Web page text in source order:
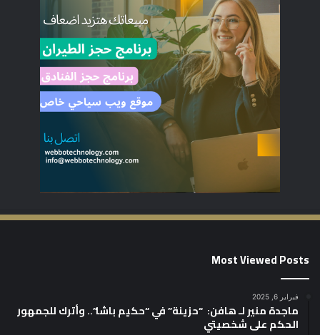
Most Viewed Posts
فبراير 6, 2025
ماجدة منير لـ هافن: “حزينة” في “حكيم باشا”.. وأترك للجمهور
الحكم على شخصيتي